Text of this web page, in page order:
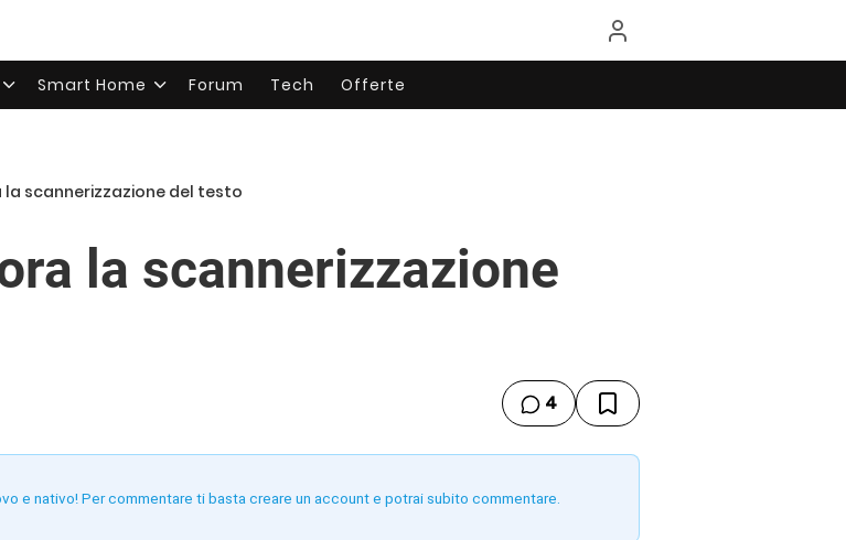
Smart Home Forum Tech Offerte
la scannerizzazione del testo
la scannerizzazione
4
e nativo! Per commentare ti basta creare un account e potrai subito commentare.